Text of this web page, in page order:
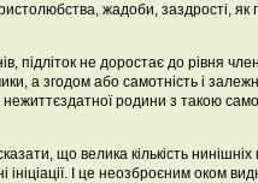
жадоби, заздрості, як
підліток не доростає до рівня
а згодом або самотність і
нежиттєздатної родини з такою
що велика кількість нинішніх
ініціації. І це неозброєним оком